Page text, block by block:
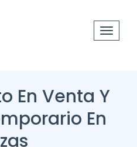
Toggle
En Venta Y
En